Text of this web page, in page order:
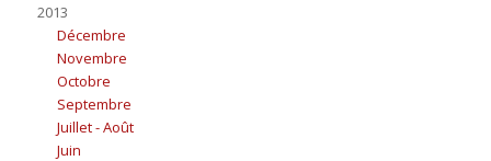
2013
Décembre
Novembre
Octobre
Septembre
Juillet - Août
Juin